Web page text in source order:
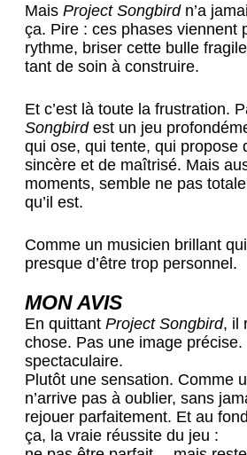
Mais Project Songbirdn’a
ça. Pire : ces phases viennent
rythme, briser cette bulle
tant de soin à construire.
Et c’est là toute la frustration.
Songbirdest un jeu
qui ose, qui tente, qui propose
sincère et de maîtrisé. Mais
moments, semble ne pas
qu’il est.
Comme un musicien brillant
presque d’être trop personnel.
MON AVIS
En quittant Project Songbird, il
chose. Pas une image
spectaculaire.
Plutôt une sensation. Comme
n’arrive pas à oublier, sans
rejouer parfaitement. Et au
ça, la vraie réussite du jeu :